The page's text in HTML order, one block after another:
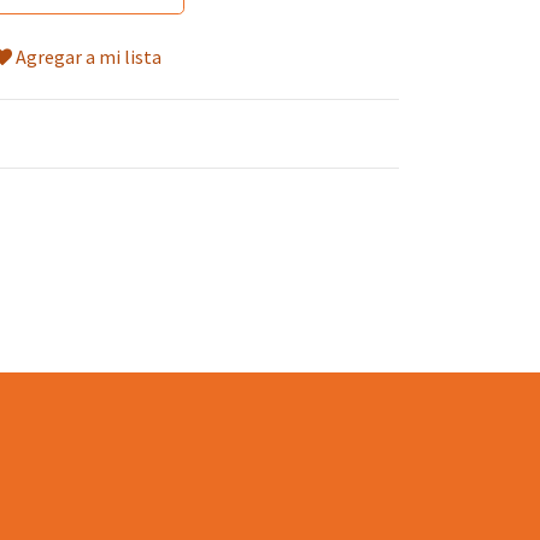
Agregar a mi lista